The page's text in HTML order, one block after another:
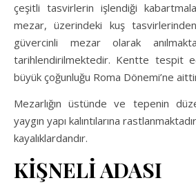
çeşitli tasvirlerin işlendiği
mezar, üzerindeki kuş
güvercinli mezar olarak
tarihlendirilmektedir. Kentte tespit
büyük çoğunluğu Roma Dönemi’ne
Mezarlığın üstünde ve tepenin
yaygın yapı kalıntılarına
kayalıklardandır.
KİŞNELİ ADASI